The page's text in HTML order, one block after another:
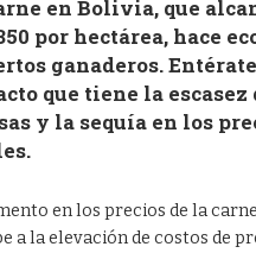
en Bolivia, que
por hectárea, hace
ganaderos.
que tiene la escasez
y la sequía en los
en los precios de la
a la elevación de costos de